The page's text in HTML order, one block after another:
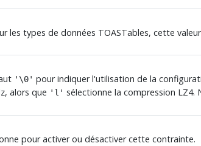
les types de données TOASTables, cette
'\0' pour indiquer l'utilisation de la
alors que 'l' sélectionne la compression LZ4.
pour activer ou désactiver cette contrainte.